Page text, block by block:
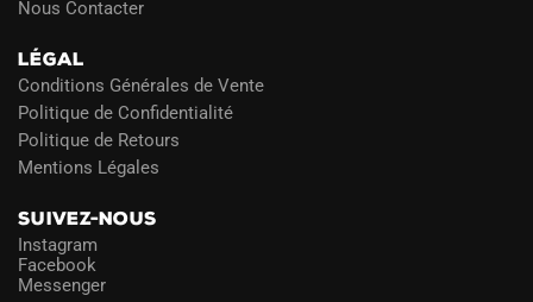
Nous Contacter
LÉGAL
Conditions Générales de Vente
Politique de Confidentialité
Politique de Retours
Mentions Légales
SUIVEZ-NOUS
Instagram
Facebook
Messenger